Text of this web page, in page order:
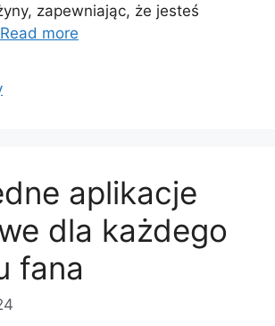
zapewniając, że jesteś
Read more
aplikacje
dla każdego
fana